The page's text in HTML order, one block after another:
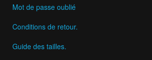
Mot de passe oublié
Conditions de retour.
Guide des tailles.